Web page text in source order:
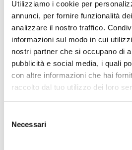
Utilizziamo i cookie per
annunci, per fornire funzionalità
analizzare il nostro traffico.
informazioni sul modo in cui
nostri partner che si occupano di
pubblicità e social media, i quali
con altre informazioni che hai
raccolto dal tuo utilizzo dei loro
delNecessari
con altri sistemi
casi, la visualizzazione
e la reportistica
portato miglioramenti
processi HR.
processo presenze in un